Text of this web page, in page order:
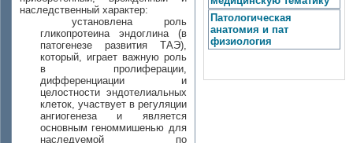
наследственный характер:
установлена роль
гликопротеина эндоглина (в
патогенезе развития ТАЭ),
который, играет важную роль
в пролиферации,
дифференциации и
целостности эндотелиальных
клеток, участвует в регуляции
ангиогенеза и является
основным геноммишенью для
наследуемой по
Патологическая
анатомия и пат
физиология